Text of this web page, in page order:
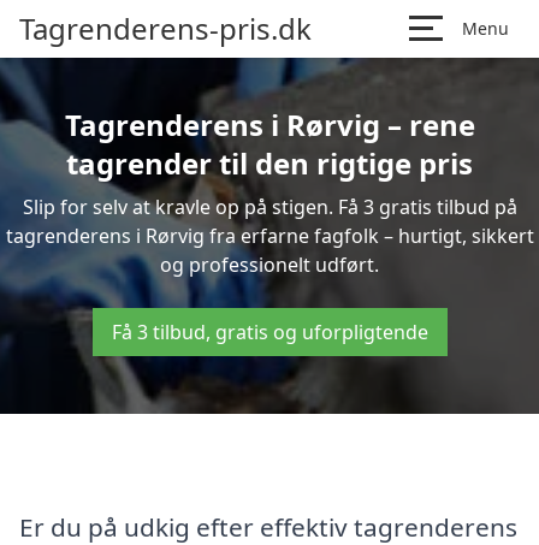
Tagrenderens-pris.dk Menu
Tagrenderens i Rørvig – rene
tagrender til den rigtige pris
Slip for selv at kravle op på stigen. Få 3 gratis tilbud på
tagrenderens i Rørvig fra erfarne fagfolk – hurtigt, sikkert
og professionelt udført.
Få 3 tilbud, gratis og uforpligtende
Er du på udkig efter effektiv tagrenderens